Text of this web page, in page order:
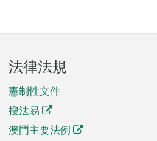
法律法規
憲制性文件
搜法易
澳門主要法例